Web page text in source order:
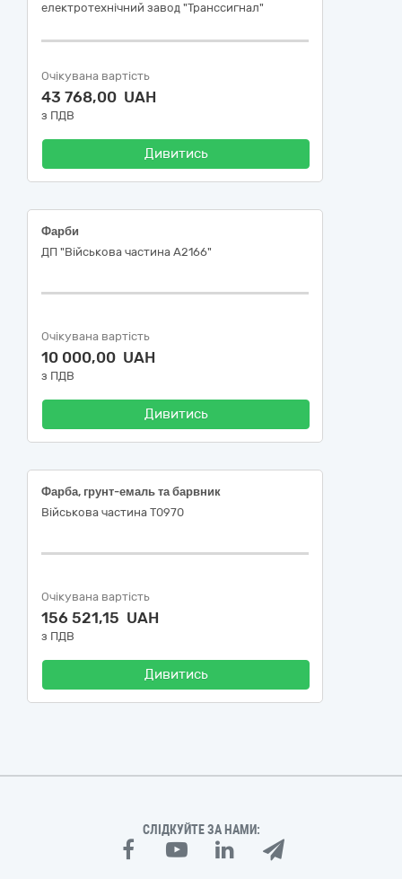
електротехнічний завод "Транссигнал"
Очікувана вартість
43 768,00 UAH
з ПДВ
Дивитись
Фарби
ДП "Військова частина А2166"
Очікувана вартість
10 000,00 UAH
з ПДВ
Дивитись
Фарба, грунт-емаль та барвник
Військова частина Т0970
Очікувана вартість
156 521,15 UAH
з ПДВ
Дивитись
СЛІДКУЙТЕ ЗА НАМИ: